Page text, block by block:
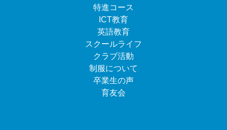
特進コース
ICT教育
英語教育
スクールライフ
クラブ活動
制服について
卒業生の声
育友会